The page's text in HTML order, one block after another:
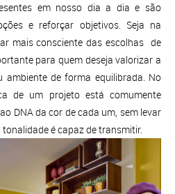
em nosso dia a dia e são
e reforçar objetivos. Seja na
mais consciente das escolhas de
para quem deseja valorizar a
ambiente de forma equilibrada. No
de um projeto está comumente
DNA da cor de cada um, sem levar
é capaz de transmitir.